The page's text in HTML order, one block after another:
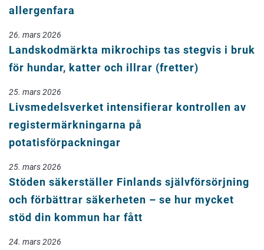
allergenfara
26. mars 2026
Landskodmärkta mikrochips tas stegvis i bruk
för hundar, katter och illrar (fretter)
25. mars 2026
Livsmedelsverket intensifierar kontrollen av
registermärkningarna på
potatisförpackningar
25. mars 2026
Stöden säkerställer Finlands självförsörjning
och förbättrar säkerheten – se hur mycket
stöd din kommun har fått
24. mars 2026